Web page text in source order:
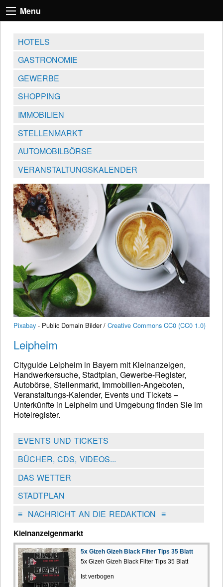
Menu
HOTELS
GASTRONOMIE
GEWERBE
SHOPPING
IMMOBILIEN
STELLENMARKT
AUTOMOBILBÖRSE
VERANSTALTUNGSKALENDER
Pixabay - Public Domain Bilder / Creative Commons CC0 (CC0 1.0)
Leipheim
Cityguide Leipheim in Bayern mit Kleinanzeigen,
Handwerkersuche, Stadtplan, Gewerbe-Register,
Autobörse, Stellenmarkt, Immobilien-Angeboten,
Veranstaltungs-Kalender, Events und Tickets –
Unterkünfte in Leipheim und Umgebung finden Sie im
Hotelregister.
EVENTS UND TICKETS
BÜCHER, CDS, VIDEOS...
DAS WETTER
STADTPLAN
≡NACHRICHT AN DIE REDAKTION ≡
Kleinanzeigenmarkt
5x Gizeh Gizeh Black Filter Tips 35 Blatt
5x Gizeh Gizeh Black Filter Tips 35 Blatt
Ist verbogen